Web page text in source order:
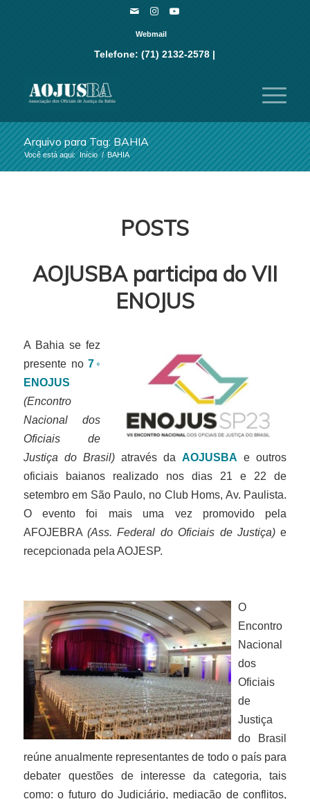
Webmail
Telefone: (71) 2132-2578 |
Arquivo para Tag: BAHIA
Você está aqui: Início / BAHIA
POSTS
AOJUSBA participa do VII
ENOJUS
A Bahia se fez
presente no7◦
ENOJUS
(Encontro
Nacional dos
Oficiais de
Justiça do Brasil)através daAOJUSBA e outros
oficiais baianos realizado nos dias 21 e 22 de
setembro em São Paulo, no Club Homs, Av. Paulista.
O evento foi mais uma vez promovido pela
AFOJEBRA (Ass. Federal do Oficiais de Justiça) e
recepcionada pela AOJESP.
O
Encontro
Nacional
dos
Oficiais
de
Justiça
do Brasil
reúne anualmente representantes de todo o país para
debater questões de interesse da categoria, tais
como: o futuro do Judiciário, mediação de conflitos,